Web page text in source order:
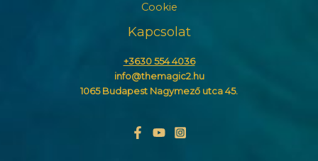
Cookie
Kapcsolat
+3630 554 4036
info@themagic2.hu
1065 Budapest Nagymező utca 45.